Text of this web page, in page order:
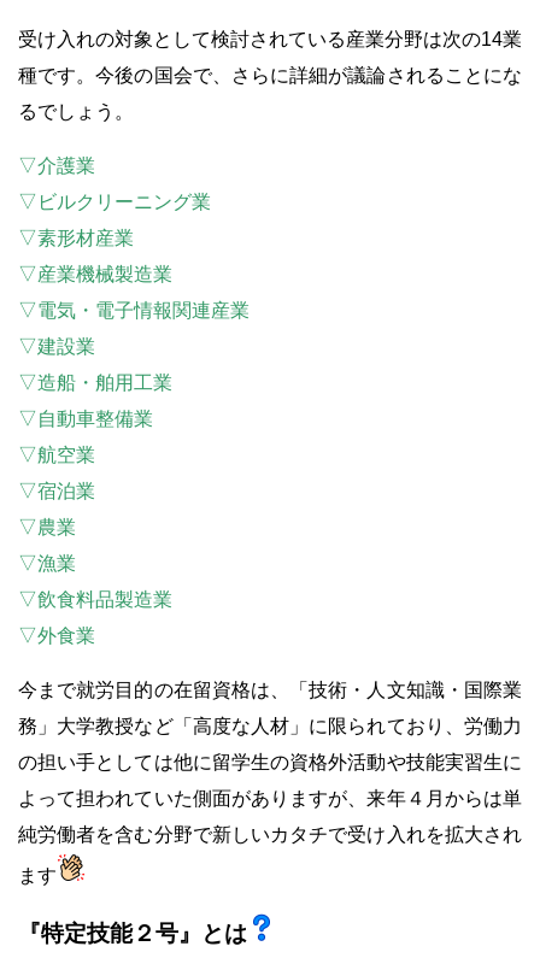
受け入れの対象として検討されている産業分野は次の14業
種です。今後の国会で、さらに詳細が議論されることにな
るでしょう。
▽介護業
▽ビルクリーニング業
▽素形材産業
▽産業機械製造業
▽電気・電子情報関連産業
▽建設業
▽造船・舶用工業
▽自動車整備業
▽航空業
▽宿泊業
▽農業
▽漁業
▽飲食料品製造業
▽外食業
今まで就労目的の在留資格は、「技術・人文知識・国際業
務」大学教授など「高度な人材」に限られており、労働力
の担い手としては他に留学生の資格外活動や技能実習生に
よって担われていた側面がありますが、来年４月からは単
純労働者を含む分野で新しいカタチで受け入れを拡大され
ます
『特定技能２号』とは